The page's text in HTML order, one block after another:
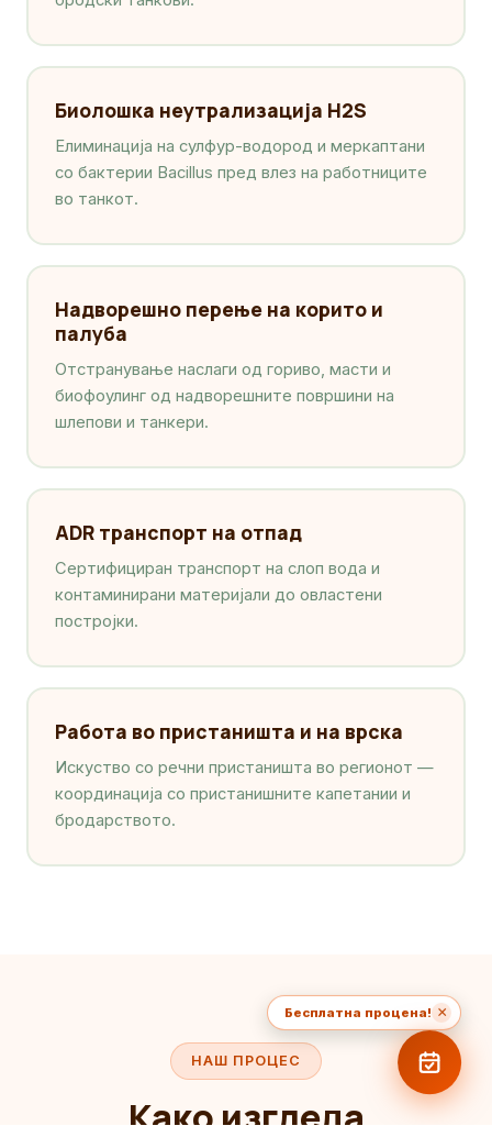
Биолошка неутрализација H2S
Елиминација на сулфур-водород и меркаптани
со бактерии Bacillus пред влез на работниците
во танкот.
Надворешно перење на корито и
палуба
Отстранување наслаги од гориво, масти и
биофоулинг од надворешните површини на
шлепови и танкери.
ADR транспорт на отпад
Сертифициран транспорт на слоп вода и
контаминирани материјали до овластени
постројки.
Работа во пристаништа и на врска
Искуство со речни пристаништа во регионот —
координација со пристанишните капетании и
бродарството.
НАШ ПРОЦЕС
Како изгледа
Бесплатна процена! ×